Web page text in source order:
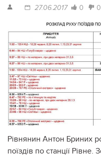
27.06.2017 0 0
Рівнянин Антон Бриних
поїздів по станції